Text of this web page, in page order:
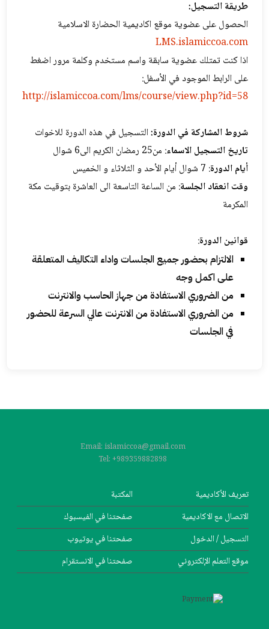
طريقة التسجيل:
الحصول على عضوية موقع اكاديمية الحضارة الاسلامية
LMS.islamiccoa.com
اذا كنت تمتلك عضوية سابقة واسم مستخدم وكلمة مرور اضغط
على الرابط الموجود في الأسفل:
http://islamiccoa.com/lms/course/view.php?id=58
شروط المشاركة في الدورة:التسجيل في هذه الدورة للاخوات
تاريخ التسجيل الاسماء: من25 رمضان الکریم الى6 شوال
أيام الدورة: 7 شوال أيام الأحد و الثلاثاء و الخمیس
وقت انعقاد الجلسة: من الساعة التاسعة الى العاشرة بتوقيت مکة
المکرمة
قوانين الدورة:
الالتزام بحضور جميع الجلسات واداء التكاليف المتعلقة
على اكمل وجه
من الضروري الاستفادة من جهاز الحاسب والانترنت
من الضروري الاستفادة من الانترنت عالي السرعة للحضور
في الجلسات
Email: islamiccoa@gmail.com
Tel: +989359882898
تعریف الأکادیمیة
الاتصال مع الاکادیمیة
التسجیل / الدخول
موقع التعلم الإلکتروني
المکتبة
صفحتنا في الفيسبوك
صفحتنا في یوتیوب
صفحتنا في الانستقرام